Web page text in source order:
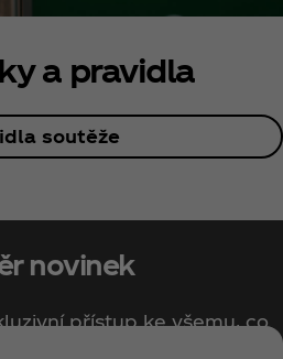
a pravidla
soutěže
novinek
přístup ke všemu, co